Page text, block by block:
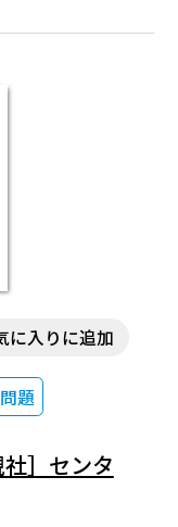
題
に入りに追加
］センタ